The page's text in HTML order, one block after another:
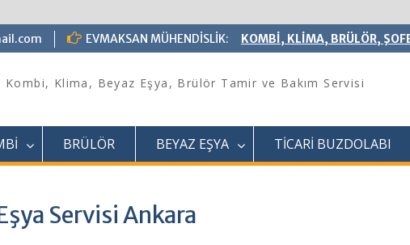
EVMAKSAN MÜHENDİSLİK: KOMBİ, KLİMA, BRÜLÖR,
Kombi, Klima, Beyaz Eşya, Brülör Tamir ve Bakım Servisi
BRÜLÖR BEYAZ EŞYA TİCARİ BUZDOLABI
Servisi Ankara